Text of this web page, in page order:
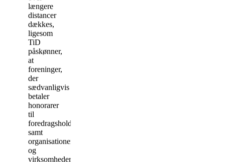
længere
distancer
dækkes,
ligesom
TiD
påskønner,
at
foreninger,
der
sædvanligvis
betaler
honorarer
til
foredragsholdere,
samt
organisationer
og
virksomheder,